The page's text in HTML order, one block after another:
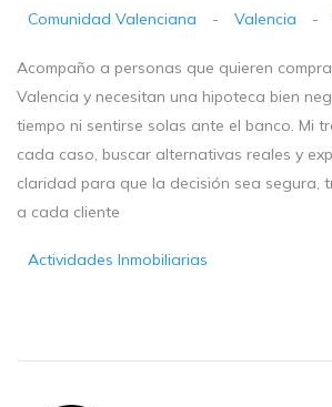
Comunidad Valenciana - Valencia -
Acompaño a personas que quieren
Valencia y necesitan una hipoteca bien
tiempo ni sentirse solas ante el banco. Mi
cada caso, buscar alternativas reales y
claridad para que la decisión sea segura,
a cada cliente
Actividades Inmobiliarias